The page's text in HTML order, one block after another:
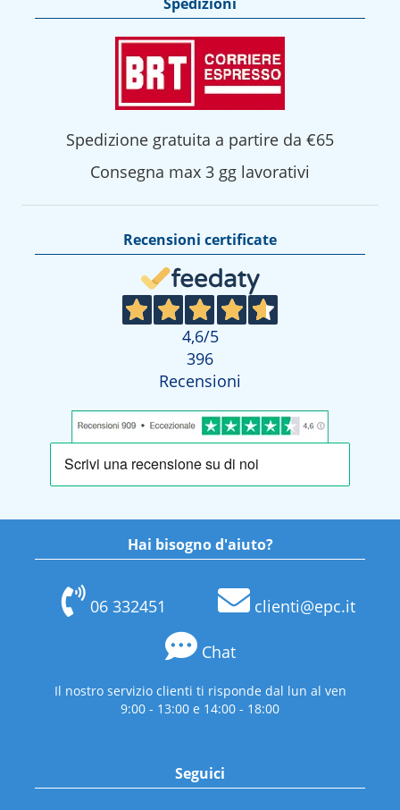
Spedizione gratuita a partire da €65
Consegna max 3 gg lavorativi
Recensioni certificate
4,6/5
396
Recensioni
Hai bisogno d'aiuto?
06 332451 clienti@epc.it
Chat
Il nostro servizio clienti ti risponde dal lun al ven
9:00 - 13:00 e 14:00 - 18:00
Seguici